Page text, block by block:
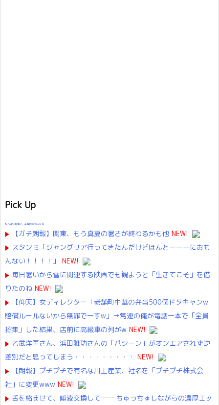
Pick Up
知らない土地で、主婦は孤独になる
【ガチ朗報】関東、もう真夏の暑さが終わるかも他 NEW!
スタンミ「ジャングリア行ってきたんだけどほんとーーーにおも
んない！！！！」
NEW!
毎日暑いから雪に関連する映画でも観ようと「生きてこそ」を借
りたのね NEW!
【仰天】女ディレクター「老舗町中華の弁当500個ドタキャンw
賠償ルールないから無罪でーすw」→常連の俺が電話一本で「全員
招集」した結果、店前に高級車の列がw NEW!
乙武洋匡さん、浜田雅功さんの「パシーン」がオンエアされず逆
差別だと思ってしまう・・・・・・・・・ NEW!
【朗報】プチプチで有名な川上産業、社名を「プチプチ株式会
社」に変更www NEW!
舌を絡ませて、唾液交換して── ちゅっちゅしながらの濃厚エッ